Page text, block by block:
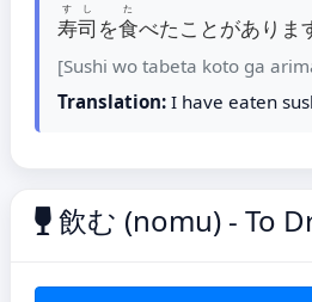
寿司
すし
を食
た
べたことがありま
[Sushi wo tabeta koto ga
Translation:I have eaten
飲む (nomu) - To